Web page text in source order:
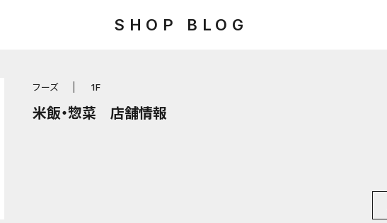
SHOP BLOG
フーズ 1F
米飯・惣菜 店舗情報